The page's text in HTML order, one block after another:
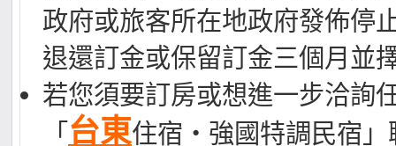
政府或旅客所在地政府發佈停
退還訂金或保留訂金三個月並
若您須要訂房或想進一步洽詢
「 台東住宿‧強國特調民宿」